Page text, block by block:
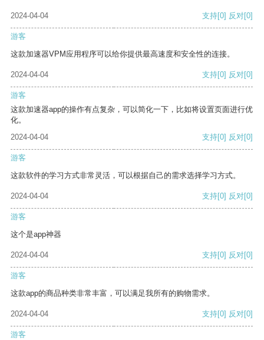
2024-04-04 支持[0] 反对[0]
游客
这款加速器VPM应用程序可以给你提供最高速度和安全性的连接。
2024-04-04 支持[0] 反对[0]
游客
这款加速器app的操作有点复杂，可以简化一下，比如将设置页面进行优
化。
2024-04-04
支持[0] 反对[0]
游客
这款软件的学习方式非常灵活，可以根据自己的需求选择学习方式。
2024-04-04 支持[0] 反对[0]
游客
这个是app神器
2024-04-04 支持[0] 反对[0]
游客
这款app的商品种类非常丰富，可以满足我所有的购物需求。
2024-04-04 支持[0] 反对[0]
游客